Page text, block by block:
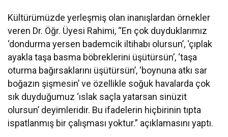
Kültürümüzde yerleşmiş olan inanışlardan örnekler
veren Dr. Öğr. Üyesi Rahimi, “En çok duyduklarımız
‘dondurma yersen bademcik iltihabı olursun’, ‘çıplak
ayakla taşa basma böbreklerini üşütürsün’, ‘taşa
oturma bağırsaklarını üşütürsün’, ‘boynuna atkı sar
boğazın şişmesin’ ve özellikle soğuk havalarda çok
sık duyduğumuz ‘ıslak saçla yatarsan sinüzit
olursun’ deyimleridir. Bu ifadelerin hiçbirinin tıpta
ispatlanmış bir çalışması yoktur.” açıklamasını yaptı.